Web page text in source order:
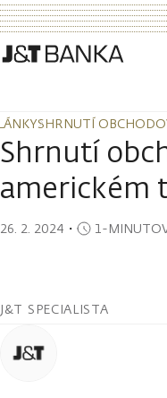
SHRNUTÍ
SHRNUTÍ
Shrnutí
americkém
26. 2. 2024 ・ 1-
J&T SPECIALISTA